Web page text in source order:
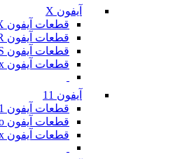
آیفون X
قطعات آیفون X
قطعات آیفون XR
قطعات آیفون XS
قطعات آیفون XS Max
آیفون 11
قطعات آیفون 11
قطعات آیفون 11Pro
قطعات آیفون 11Pro Max